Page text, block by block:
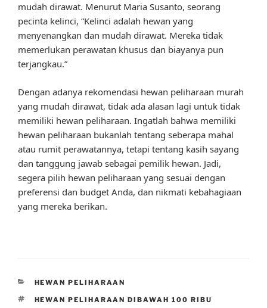
mudah dirawat. Menurut Maria Susanto, seorang
pecinta kelinci, “Kelinci adalah hewan yang
menyenangkan dan mudah dirawat. Mereka tidak
memerlukan perawatan khusus dan biayanya pun
terjangkau.”
Dengan adanya rekomendasi hewan peliharaan murah
yang mudah dirawat, tidak ada alasan lagi untuk tidak
memiliki hewan peliharaan. Ingatlah bahwa memiliki
hewan peliharaan bukanlah tentang seberapa mahal
atau rumit perawatannya, tetapi tentang kasih sayang
dan tanggung jawab sebagai pemilik hewan. Jadi,
segera pilih hewan peliharaan yang sesuai dengan
preferensi dan budget Anda, dan nikmati kebahagiaan
yang mereka berikan.
CATEGORIES
HEWAN PELIHARAAN
TAGS
HEWAN PELIHARAAN DIBAWAH 100 RIBU